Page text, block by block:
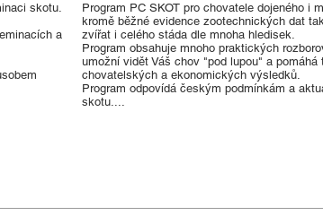
skotu.
a
Program PC SKOT pro chovatele dojeného i
kromě běžné evidence zootechnických dat
zvířat i celého stáda dle mnoha hledisek.
Program obsahuje mnoho praktických
umožní vidět Váš chov "pod lupou" a
chovatelských a ekonomických výsledků.
Program odpovídá českým podmínkám a
skotu....